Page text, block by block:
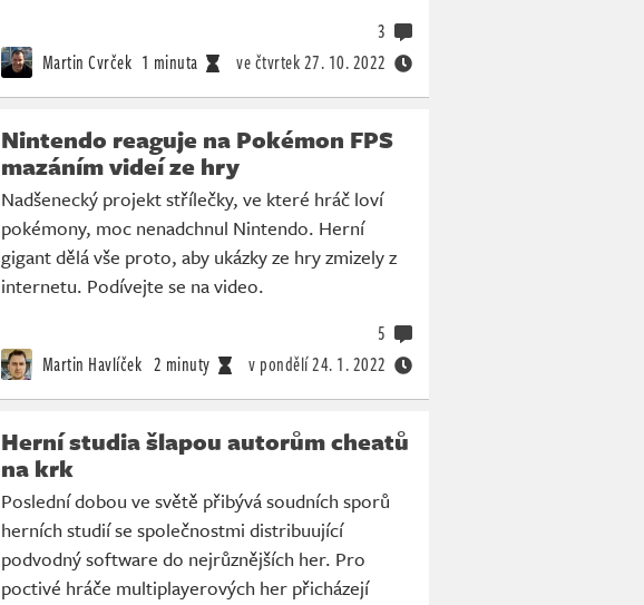
Martin Cvrček 1 minuta ve čtvrtek27. 10. 2022
3
Nintendo reaguje na Pokémon FPS
mazáním videí ze hry
Nadšenecký projekt střílečky, ve které hráč loví
pokémony, moc nenadchnul Nintendo. Herní
gigant dělá vše proto, aby ukázky ze hry zmizely z
internetu. Podívejte se na video.
Martin Havlíček 2 minuty v pondělí24. 1. 2022
5
Herní studia šlapou autorům cheatů
na krk
Poslední dobou ve světě přibývá soudních sporů
herních studií se společnostmi distribuující
podvodný software do nejrůznějších her. Pro
poctivé hráče multiplayerových her přicházejí